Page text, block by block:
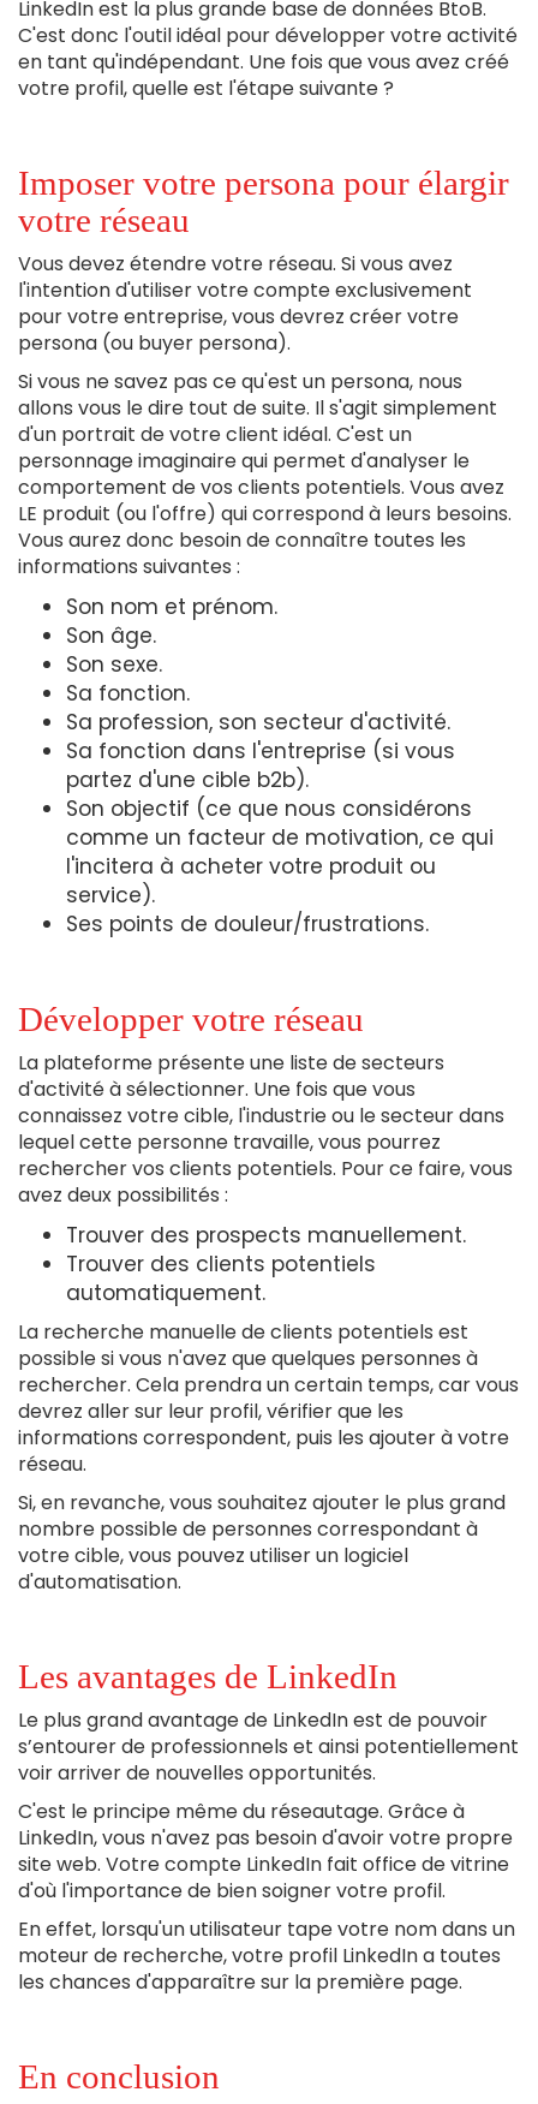
LinkedIn est la plus grande base de données BtoB.
C'est donc l'outil idéal pour développer votre activité
en tant qu'indépendant. Une fois que vous avez créé
votre profil, quelle est l'étape suivante ?
Imposer votre persona pour élargir
votre réseau
Vous devez étendre votre réseau. Si vous avez
l'intention d'utiliser votre compte exclusivement
pour votre entreprise, vous devrez créer votre
persona (ou buyer persona).
Si vous ne savez pas ce qu'est un persona, nous
allons vous le dire tout de suite. Il s'agit simplement
d'un portrait de votre client idéal. C'est un
personnage imaginaire qui permet d'analyser le
comportement de vos clients potentiels. Vous avez
LE produit (ou l'offre) qui correspond à leurs besoins.
Vous aurez donc besoin de connaître toutes les
informations suivantes :
Son nom et prénom.
Son âge.
Son sexe.
Sa fonction.
Sa profession, son secteur d'activité.
Sa fonction dans l'entreprise (si vous
partez d'une cible b2b).
Son objectif (ce que nous considérons
comme un facteur de motivation, ce qui
l'incitera à acheter votre produit ou
service).
Ses points de douleur/frustrations.
Développer votre réseau
La plateforme présente une liste de secteurs
d'activité à sélectionner. Une fois que vous
connaissez votre cible, l'industrie ou le secteur dans
lequel cette personne travaille, vous pourrez
rechercher vos clients potentiels. Pour ce faire, vous
avez deux possibilités :
Trouver des prospects manuellement.
Trouver des clients potentiels
automatiquement.
La recherche manuelle de clients potentiels est
possible si vous n'avez que quelques personnes à
rechercher. Cela prendra un certain temps, car vous
devrez aller sur leur profil, vérifier que les
informations correspondent, puis les ajouter à votre
réseau.
Si, en revanche, vous souhaitez ajouter le plus grand
nombre possible de personnes correspondant à
votre cible, vous pouvez utiliser un logiciel
d'automatisation.
Les avantages de LinkedIn
Le plus grand avantage de LinkedIn est de pouvoir
s’entourer de professionnels et ainsi potentiellement
voir arriver de nouvelles opportunités.
C'est le principe même du réseautage. Grâce à
LinkedIn, vous n'avez pas besoin d'avoir votre propre
site web. Votre compte LinkedIn fait office de vitrine
d'où l'importance de bien soigner votre profil.
En effet, lorsqu'un utilisateur tape votre nom dans un
moteur de recherche, votre profil LinkedIn a toutes
les chances d'apparaître sur la première page.
En conclusion